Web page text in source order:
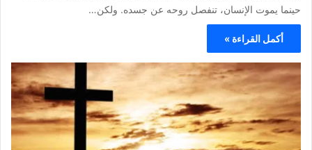
حينما يموت الإنسان، تنفصل روحه عن جسده. ولكن…
أكمل القراءة »